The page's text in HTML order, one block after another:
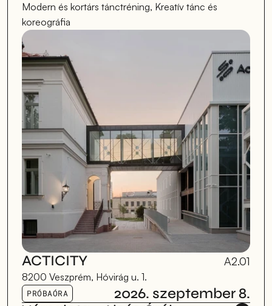
Modern és kortárs tánctréning, Kreatív tánc és
koreográfia
ACTICITY A2.01
8200 Veszprém, Hóvirág u. 1.
PRÓBAÓRA
2026. szeptember 8.